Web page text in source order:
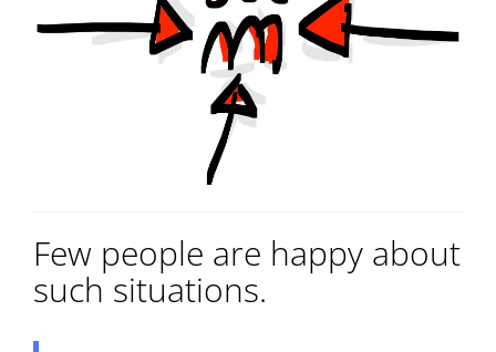
Few people are happy about
such situations.